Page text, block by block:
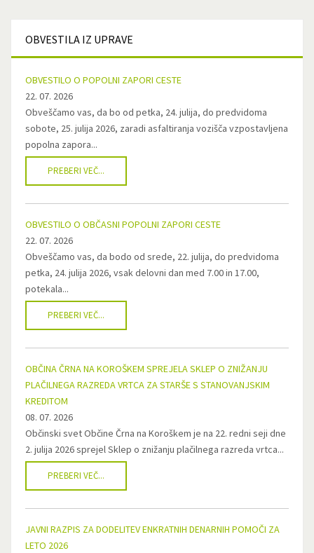
OBVESTILA IZ UPRAVE
OBVESTILO O POPOLNI ZAPORI CESTE
22. 07. 2026
Obveščamo vas, da bo od petka, 24. julija, do predvidoma
sobote, 25. julija 2026, zaradi asfaltiranja vozišča vzpostavljena
popolna zapora...
PREBERI VEČ...
OBVESTILO O OBČASNI POPOLNI ZAPORI CESTE
22. 07. 2026
Obveščamo vas, da bodo od srede, 22. julija, do predvidoma
petka, 24. julija 2026, vsak delovni dan med 7.00 in 17.00,
potekala...
PREBERI VEČ...
OBČINA ČRNA NA KOROŠKEM SPREJELA SKLEP O ZNIŽANJU
PLAČILNEGA RAZREDA VRTCA ZA STARŠE S STANOVANJSKIM
KREDITOM
08. 07. 2026
Občinski svet Občine Črna na Koroškem je na 22. redni seji dne
2. julija 2026 sprejel Sklep o znižanju plačilnega razreda vrtca...
PREBERI VEČ...
JAVNI RAZPIS ZA DODELITEV ENKRATNIH DENARNIH POMOČI ZA
LETO 2026